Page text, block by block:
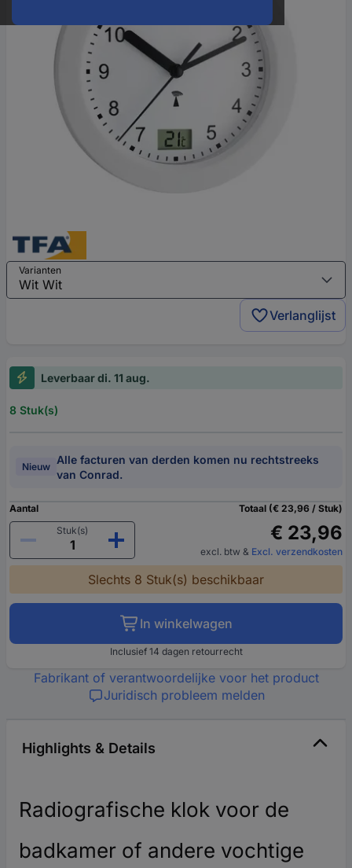
Varianten
Verlanglijst
Leverbaar di. 11 aug.
8 Stuk(s)
Nieuw
Alle facturen van derden komen nu rechtstreeks
van Conrad.
Aantal
Stuk(s)
Totaal (€ 23,96 / Stuk)
€ 23,96
excl. btw & Excl. verzendkosten
Slechts 8 Stuk(s) beschikbaar
In winkelwagen
Inclusief 14 dagen retourrecht
Fabrikant of verantwoordelijke voor het product
Juridisch probleem melden
Highlights & Details
Radiografische klok voor de
badkamer of andere vochtige